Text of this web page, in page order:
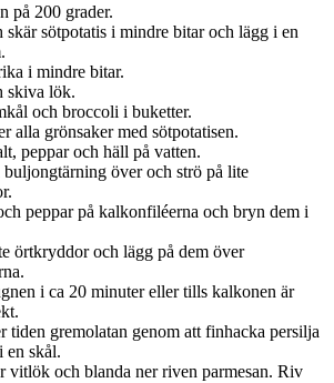
på 200 grader.
skär sötpotatis i mindre bitar och lägg i en
i mindre bitar.
skiva lök.
och broccoli i buketter.
alla grönsaker med sötpotatisen.
peppar och häll på vatten.
buljongtärning över och strö på lite
peppar på kalkonfiléerna och bryn dem i
örtkryddor och lägg på dem över
i ca 20 minuter eller tills kalkonen är
tiden gremolatan genom att finhacka persilja
en skål.
vitlök och blanda ner riven parmesan. Riv